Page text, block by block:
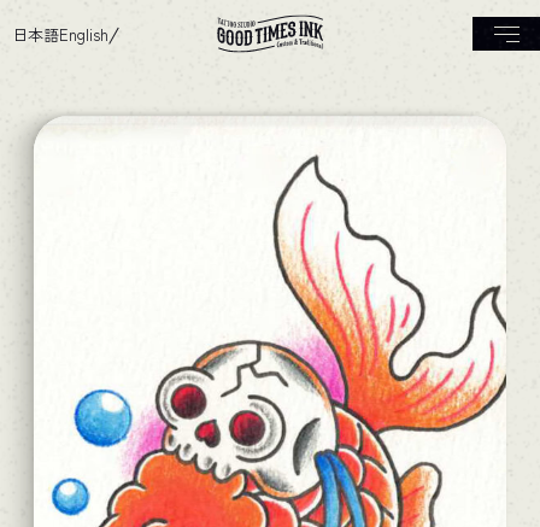
日本語English